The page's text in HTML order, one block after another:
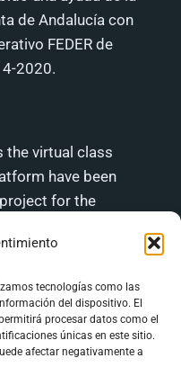
tecnologías como las
del dispositivo. El
procesar datos como el
únicas en este sitio.
afectar negativamente a
de Andalucía con
FEDER de
2020.
the virtual class
have been
for the
in business
modernization
of
S. Coop. and. has
Union and the